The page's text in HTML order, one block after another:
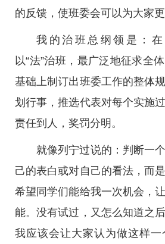
的反馈，使班委会可以为大家更
我的治班总纲领是：
以“法”治班，最广泛地征求全
基础上制订出班委工作的整体
划行事，推选代表对每个实施
责任到人，奖罚分明。
就像列宁过说的：判断一
己的表白或对自己的看法，而
希望同学们能给我一次机会，
能。没有试过，又怎么知道之
我应该会让大家认为做这样